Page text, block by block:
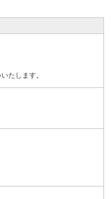
たします。